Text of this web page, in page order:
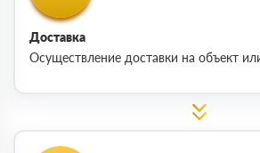
Доставка
Осуществление доставки на объект